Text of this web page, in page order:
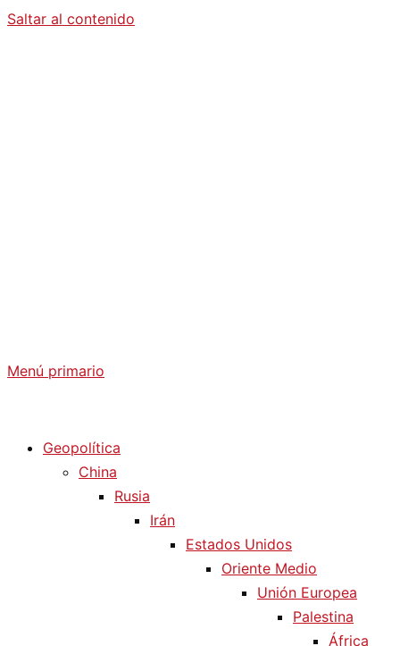
Saltar al contenido
Menú primario
Geopolítica
China
Rusia
Irán
Estados Unidos
Oriente Medio
Unión Europea
Palestina
África